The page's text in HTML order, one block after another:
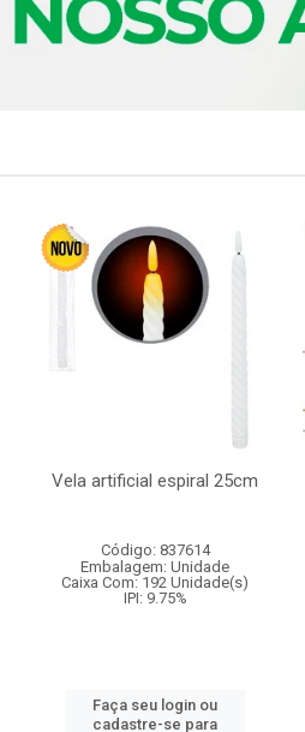
Vela artificial espiral 25cm
Código: 837614
Embalagem: Unidade
Caixa Com: 192 Unidade(s)
IPI: 9.75%
Faça seu login ou
cadastre-se para